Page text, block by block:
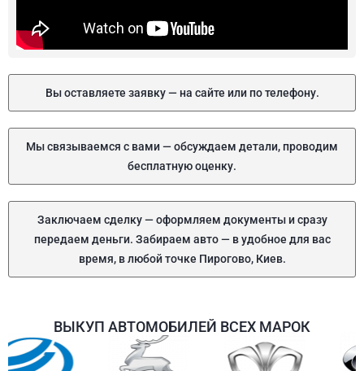
Вы оставляете заявку — на сайте или по телефону.
Мы связываемся с вами — обсуждаем детали, проводим
бесплатную оценку.
Заключаем сделку — оформляем документы и сразу
передаем деньги. Забираем авто — в удобное для вас
время, в любой точке Пирогово, Киев.
ВЫКУП АВТОМОБИЛЕЙ ВСЕХ МАРОК